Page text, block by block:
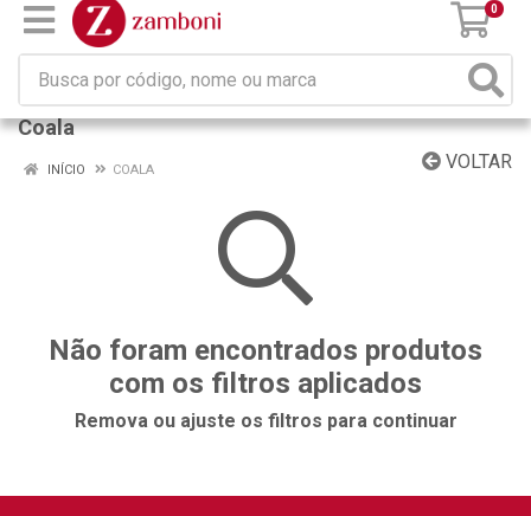
0
Coala
VOLTAR
INÍCIO COALA
Não foram encontrados produtos
com os filtros aplicados
Remova ou ajuste os filtros para continuar